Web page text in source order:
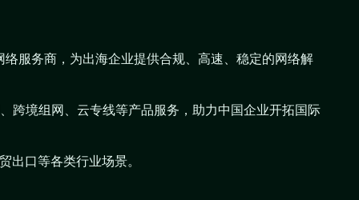
络服务商，为出海企业提供合规、高速、稳定的网络解
跨境组网、云专线等产品服务，助力中国企业开拓国际
出口等各类行业场景。